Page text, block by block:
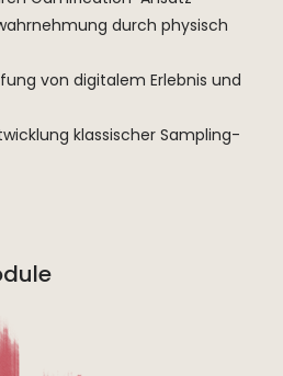
durch physisch
von digitalem Erlebnis und
klassischer Sampling-